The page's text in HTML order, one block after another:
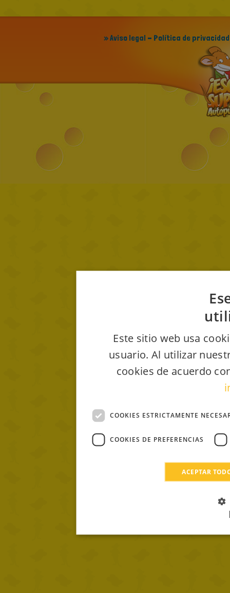
» Aviso legal - Política de privacidad
Este sitio web usa
usuario. Al utilizar
cookies de acuerdo
COOKIES ESTRICTAMENTE
COOKIES DE PREFERENCIAS
ACEPTAR